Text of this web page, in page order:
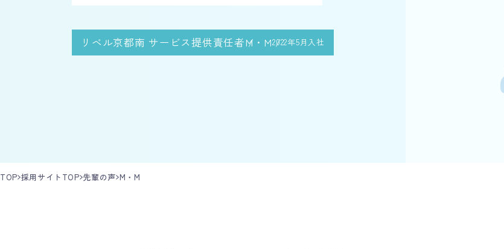
リベル京都南 サービス提供責任者M・M2022年5月入社
TOP 採用サイトTOP 先輩の声 M・M